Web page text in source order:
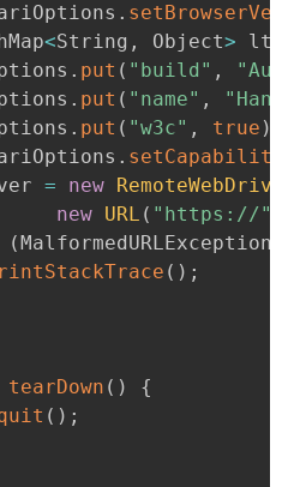
.
<String , Object>
. put ( "build" ,
. put ( "name" ,
. put ( "w3c" , true )
. setCapability
= new
new URL ( "https://"
(MalformedURLException
( ) ;
tearDown ( )
{
( ) ;